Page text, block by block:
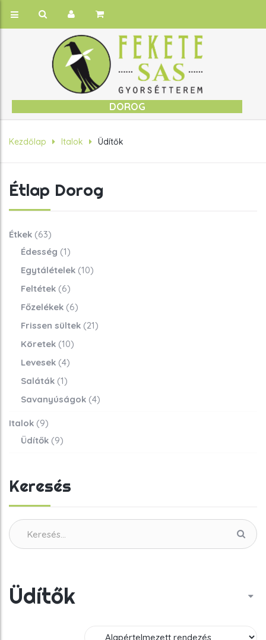
DOROG
Kezdőlap Italok Üdítők
Étlap Dorog
Étkek (63)
Édesség (1)
Egytálételek (10)
Feltétek (6)
Főzelékek (6)
Frissen sültek (21)
Köretek (10)
Levesek (4)
Saláták (1)
Savanyúságok (4)
Italok (9)
Üdítők (9)
Keresés
Üdítők